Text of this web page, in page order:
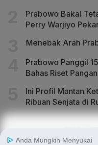
Prabowo Bakal
Perry Warjiyo
Menebak Arah
Prabowo Panggil
Bahas Riset
Ini Profil Mantan
Ribuan Senjata di